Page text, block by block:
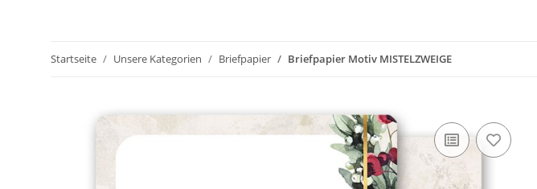
Startseite Unsere Kategorien Briefpapier Briefpapier Motiv MISTELZWEIGE